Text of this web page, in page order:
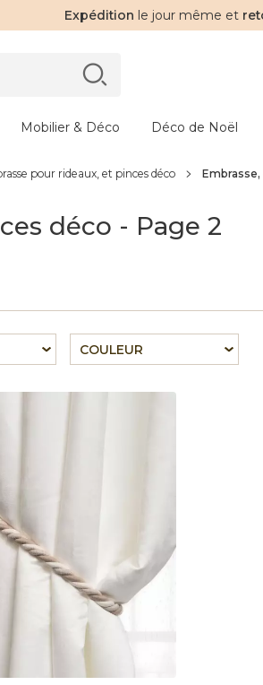
Expédition le jour même et
Mobilier & Déco Déco de Noël
pour rideaux, et pinces déco
déco - Page 2
COULEUR